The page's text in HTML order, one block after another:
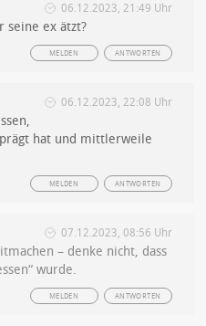
06.12.2023, 21:49 Uhr
seine ex ätzt?
ANTWORTEN
MELDEN
06.12.2023, 22:08 Uhr
hat und mittlerweile
ANTWORTEN
MELDEN
07.12.2023, 08:56 Uhr
– denke nicht, dass
wurde.
ANTWORTEN
MELDEN